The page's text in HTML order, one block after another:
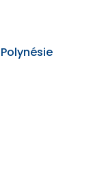
Polynésie